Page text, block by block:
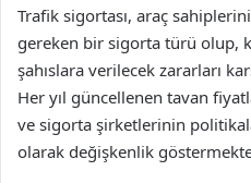
Trafik sigortası, araç
gereken bir sigorta türü olup,
şahıslara verilecek zararları
Her yıl güncellenen tavan
ve sigorta şirketlerinin
olarak değişkenlik